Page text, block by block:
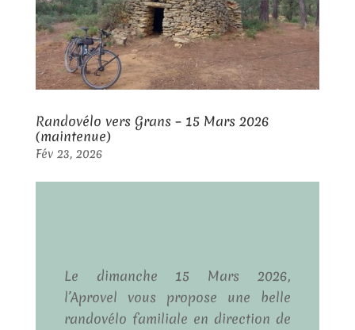
Randovélo vers Grans – 15 Mars 2026
(maintenue)
Fév 23, 2026
Le dimanche 15 Mars 2026,
l’Aprovel vous propose une belle
randovélo familiale en direction de